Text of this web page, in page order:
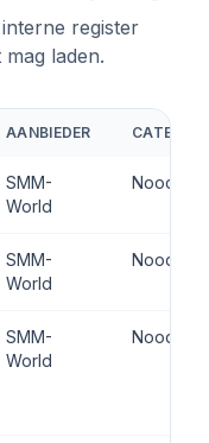
register
laden.
AANBIEDER
SMM-
World
SMM-
World
SMM-
World